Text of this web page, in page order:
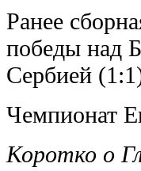
Ранее
победы над
Сербией
Чемпионат
Коротко о